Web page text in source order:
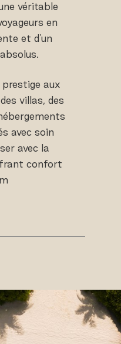
véritable
en
et d'un
aux
villas, des
avec soin
avec la
confort